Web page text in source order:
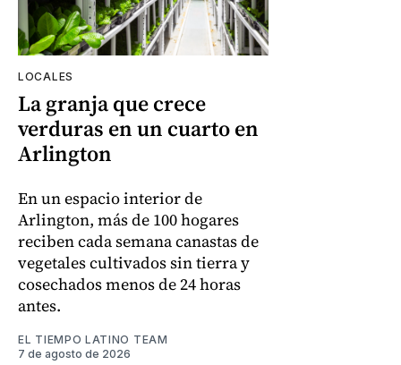
LOCALES
La granja que crece
verduras en un cuarto en
Arlington
En un espacio interior de
Arlington, más de 100 hogares
reciben cada semana canastas de
vegetales cultivados sin tierra y
cosechados menos de 24 horas
antes.
EL TIEMPO LATINO TEAM
7 de agosto de 2026